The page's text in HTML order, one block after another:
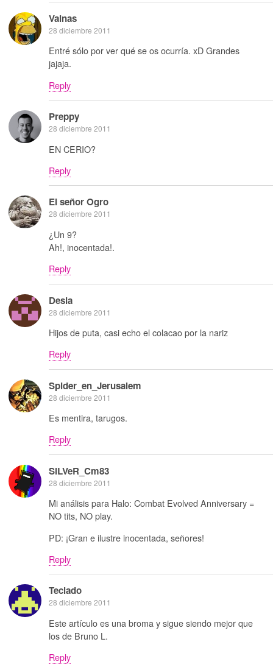
Vainas
28 diciembre 2011
Entré sólo por ver qué se os ocurría. xD Grandes
jajaja.
Reply
Preppy
28 diciembre 2011
EN CERIO?
Reply
El señor Ogro
28 diciembre 2011
¿Un 9?
Ah!, inocentada!.
Reply
Desia
28 diciembre 2011
Hijos de puta, casi echo el colacao por la nariz
Reply
Spider_en_Jerusalem
28 diciembre 2011
Es mentira, tarugos.
Reply
SiLVeR_Cm83
28 diciembre 2011
Mi análisis para Halo: Combat Evolved Anniversary =
NO tits, NO play.
PD: ¡Gran e ilustre inocentada, señores!
Reply
Teclado
28 diciembre 2011
Este artículo es una broma y sigue siendo mejor que
los de Bruno L.
Reply